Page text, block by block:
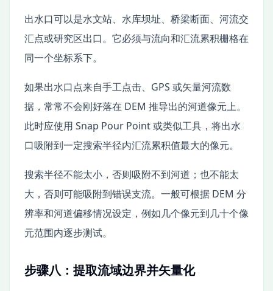
出水口可以是水文站、水库坝址、桥梁断面、河流交
汇点或研究区出口。它必须与流向和汇流累积栅格在
同一个坐标系下。
如果出水口点来自手工点击、GPS 或矢量河流数
据，常常不会刚好落在 DEM 推导出的河道像元上。
此时应使用 Snap Pour Point 或类似工具，将出水
口吸附到一定搜索半径内汇流累积值最大的像元。
搜索半径不能太小，否则吸附不到河道；也不能太
大，否则可能吸附到错误支流。一般可根据 DEM 分
辨率和河道偏移情况设定，例如几个像元到几十个像
元范围内逐步测试。
步骤八：提取流域边界并矢量化